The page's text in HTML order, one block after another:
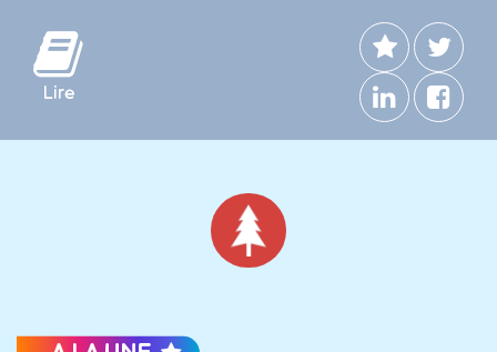
Lire
Noël